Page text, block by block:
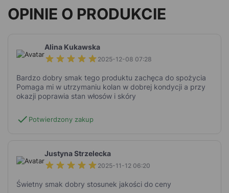
OPINIE O PRODUKCIE
Alina Kukawska
2025-12-08 07:28
Bardzo dobry smak tego produktu zachęca do spożycia
Pomaga mi w utrzymaniu kolan w dobrej kondycji a przy
okazji poprawia stan włosów i skóry
check Potwierdzony zakup
Justyna Strzelecka
2025-11-12 06:20
Świetny smak dobry stosunek jakości do ceny